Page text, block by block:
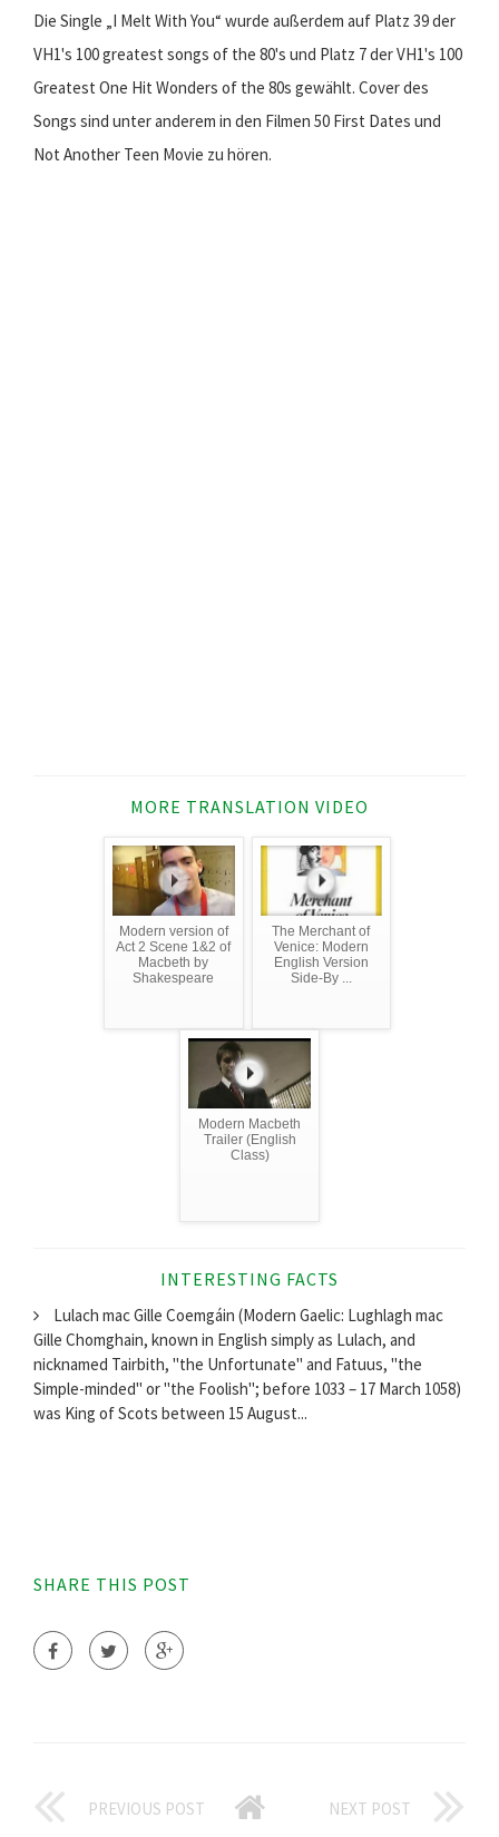
Die Single „I Melt With You“ wurde außerdem auf Platz 39 der
VH1's 100 greatest songs of the 80's und Platz 7 der VH1's 100
Greatest One Hit Wonders of the 80s gewählt. Cover des
Songs sind unter anderem in den Filmen 50 First Dates und
Not Another Teen Movie zu hören.
MORE TRANSLATION VIDEO
Modern version of
Act 2 Scene 1&2 of
Macbeth by
Shakespeare
The Merchant of
Venice: Modern
English Version
Side-By ...
Modern Macbeth
Trailer (English
Class)
INTERESTING FACTS
Lulach mac Gille Coemgáin (Modern Gaelic: Lughlagh mac
Gille Chomghain, known in English simply as Lulach, and
nicknamed Tairbith, "the Unfortunate" and Fatuus, "the
Simple-minded" or "the Foolish"; before 1033 – 17 March 1058)
was King of Scots between 15 August...
SHARE THIS POST
PREVIOUS POST NEXT POST